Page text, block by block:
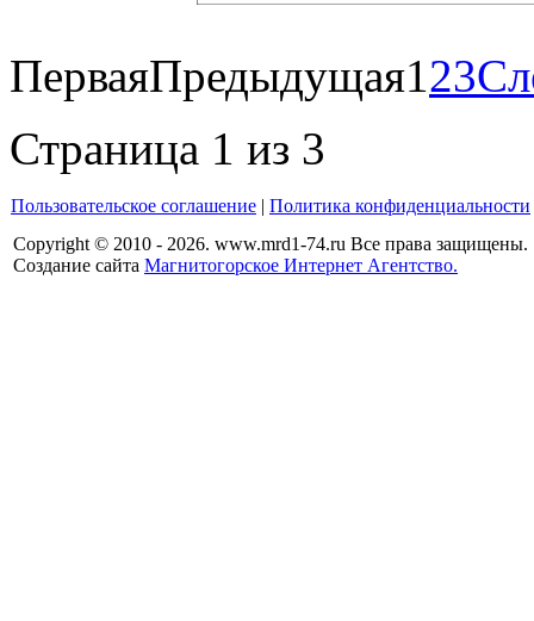
ПерваяПредыдущая123
Страница 1 из 3
Пользовательское соглашение | Политика конфиденциальности
Copyright © 2010 - 2026. www.mrd1-74.ru Все права защищены.
Создание сайта Магнитогорское Интернет Агентство.